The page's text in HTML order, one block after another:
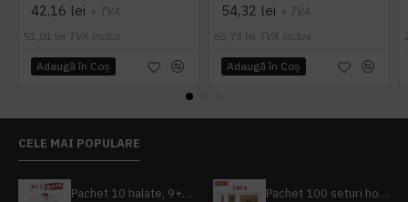
42,16 lei + TVA
51,01 lei TVA inclus
Adaugă în Coş
54,32 lei + TVA
65,73 lei TVA inclus
Adaugă în Coş
CELE MAI POPULARE
Pachet 10 halate, 9+1 gratuit Pachet 100 seturi hoteliere, set dentar, set barbierit, casca de dus, pila unghii, set cusut